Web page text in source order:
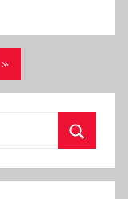
Next
Posts
»